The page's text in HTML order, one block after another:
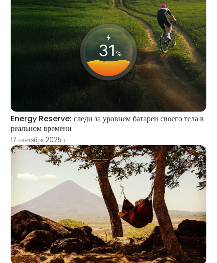
Energy Reserve: следи за уровнем батареи своего тела в
реальном времени
17 сентября 2025 г.